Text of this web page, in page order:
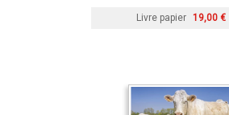
Livre papier 19,00 €